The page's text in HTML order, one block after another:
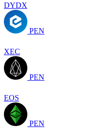
DYDX
PEN
XEC
PEN
EOS
PEN